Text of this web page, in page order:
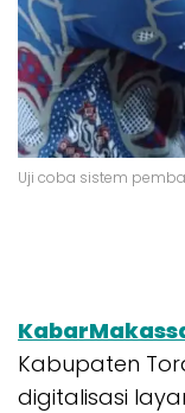
Uji coba sistem
Kabupaten
digitalisasi